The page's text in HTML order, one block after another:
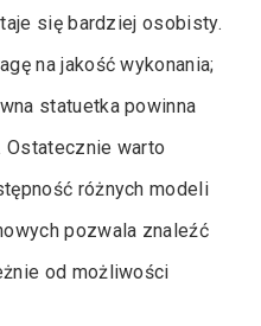
się bardziej osobisty.
na jakość wykonania;
statuetka powinna
Ostatecznie warto
różnych modeli
pozwala znaleźć
od możliwości